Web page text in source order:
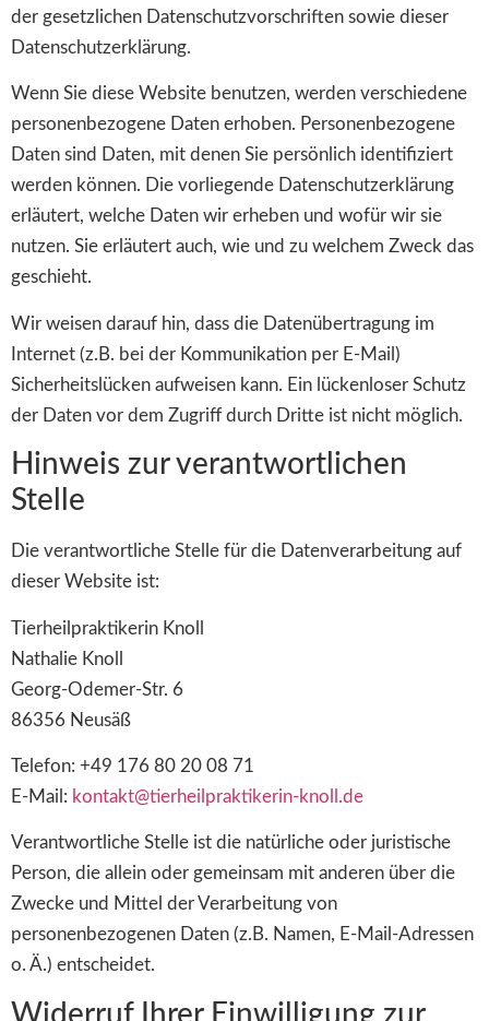
der gesetzlichen Datenschutzvorschriften sowie dieser
Datenschutzerklärung.
Wenn Sie diese Website benutzen, werden verschiedene
personenbezogene Daten erhoben. Personenbezogene
Daten sind Daten, mit denen Sie persönlich identifiziert
werden können. Die vorliegende Datenschutzerklärung
erläutert, welche Daten wir erheben und wofür wir sie
nutzen. Sie erläutert auch, wie und zu welchem Zweck das
geschieht.
Wir weisen darauf hin, dass die Datenübertragung im
Internet (z.B. bei der Kommunikation per E-Mail)
Sicherheitslücken aufweisen kann. Ein lückenloser Schutz
der Daten vor dem Zugriff durch Dritte ist nicht möglich.
Hinweis zur verantwortlichen
Stelle
Die verantwortliche Stelle für die Datenverarbeitung auf
dieser Website ist:
Tierheilpraktikerin Knoll
Nathalie Knoll
Georg-Odemer-Str. 6
86356 Neusäß
Telefon: +49 176 80 20 08 71
E-Mail: kontakt@tierheilpraktikerin-knoll.de
Verantwortliche Stelle ist die natürliche oder juristische
Person, die allein oder gemeinsam mit anderen über die
Zwecke und Mittel der Verarbeitung von
personenbezogenen Daten (z.B. Namen, E-Mail-Adressen
o. Ä.) entscheidet.
Widerruf Ihrer Einwilligung zur